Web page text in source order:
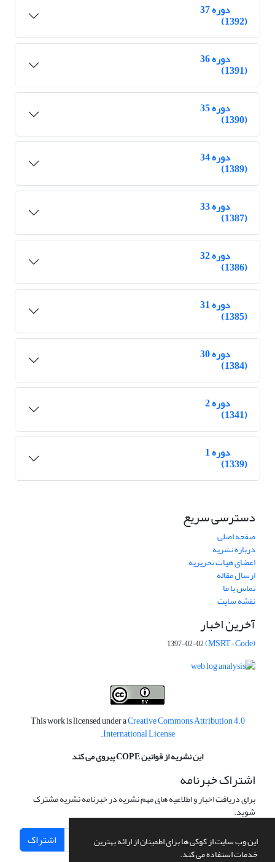
این وب سایت از کوکی ها برای اطمینان از ارائه بهترین
خدمات استفاده می کند.
دوره 37
(1392)
دوره 36
(1391)
دوره 35
(1390)
دوره 34
(1389)
دوره 33
(1387)
دوره 32
(1386)
دوره 31
(1385)
دوره 30
(1384)
دوره 2
(1341)
دوره 1
(1339)
دسترسی سریع
صفحه اصلی
درباره نشریه
اعضای هیات تحریریه
ارسال مقاله
تماس با ما
نقشه سایت
آخرین اخبار
(MSRT-Code)
1397-02-02
This work is licensed under aCreative Commons Attribution 4.0
International License
.
این نشریه از قوانین COPE پیروی می کند
اشتراک خبرنامه
برای دریافت اخبار و اطلاعیه های مهم نشریه در خبرنامه نشریه مشترک
شوید.
اشتراک